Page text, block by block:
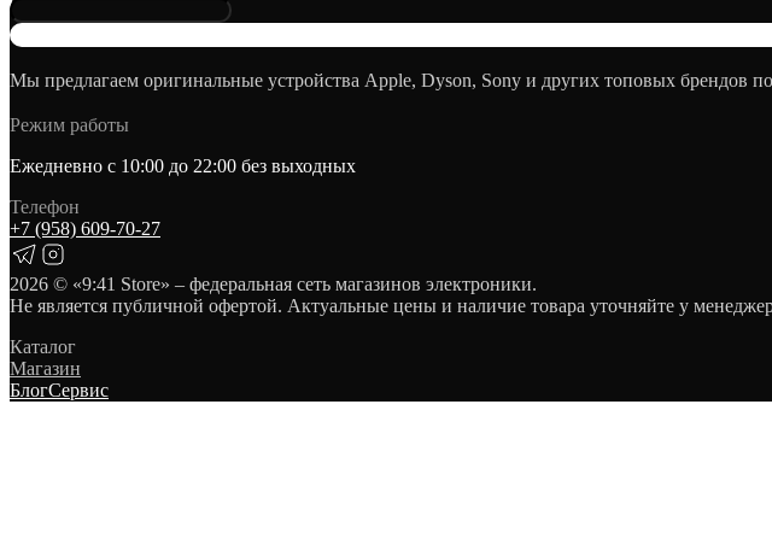
Мы предлагаем оригинальные устройства Apple, Dyson, Sony и других топовых брендов
Режим работы
Ежедневно с 10:00 до 22:00 без выходных
Телефон
+7 (958) 609‑70‑27
2026 © «9:41 Store» – федеральная сеть магазинов электроники.
Не является публичной офертой. Актуальные цены и наличие товара уточняйте у
Каталог
Магазин
БлогСервис